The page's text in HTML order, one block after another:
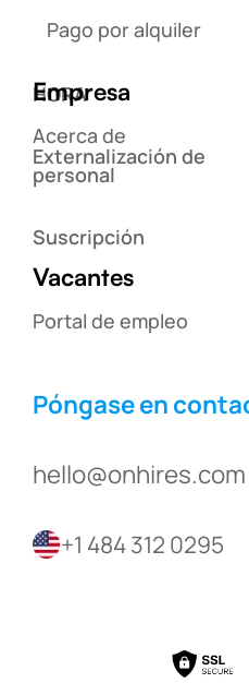
Pago por alquiler
HORA
Externalización de
personal
Suscripción
Empresa
Acerca de
Vacantes
Portal de empleo
Póngase en
hello@onhires.com
+1 484 312 0295